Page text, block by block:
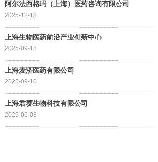
阿尔法西格玛（上海）医药咨询有限公司
2025-12-18
上海生物医药前沿产业创新中心
2025-09-18
上海麦济医药有限公司
2025-09-10
上海君赛生物科技有限公司
2025-06-03